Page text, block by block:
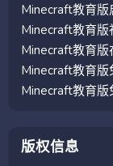
Minecraft教育版
Minecraft教育版
Minecraft教育版
Minecraft教育版
Minecraft教育版
版权信息